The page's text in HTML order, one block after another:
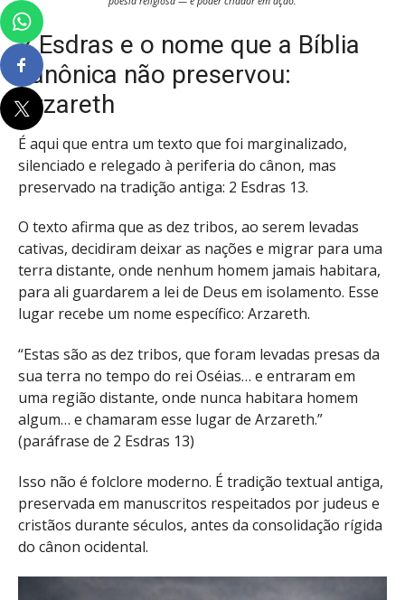
2 Esdras e o nome que a Bíblia
canônica não preservou:
Arzareth
É aqui que entra um texto que foi marginalizado,
silenciado e relegado à periferia do cânon, mas
preservado na tradição antiga: 2 Esdras 13.
O texto afirma que as dez tribos, ao serem levadas
cativas, decidiram deixar as nações e migrar para uma
terra distante, onde nenhum homem jamais habitara,
para ali guardarem a lei de Deus em isolamento. Esse
lugar recebe um nome específico: Arzareth.
“Estas são as dez tribos, que foram levadas presas da
sua terra no tempo do rei Oséias… e entraram em
uma região distante, onde nunca habitara homem
algum… e chamaram esse lugar de Arzareth.”
(paráfrase de 2 Esdras 13)
Isso não é folclore moderno. É tradição textual antiga,
preservada em manuscritos respeitados por judeus e
cristãos durante séculos, antes da consolidação rígida
do cânon ocidental.